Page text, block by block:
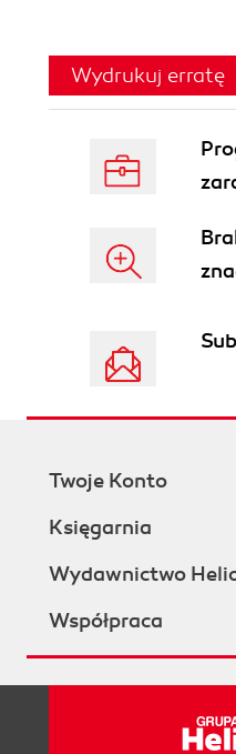
Wydrukuj erratę
Twoje Konto
Księgarnia
Wydawnictwo
Współpraca